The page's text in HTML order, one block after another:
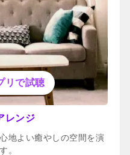
リで試聴
レンジ
地よい癒やしの空間を演
。